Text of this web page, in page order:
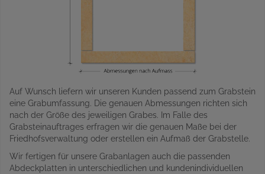
Auf Wunsch liefern wir unseren Kunden passend zum Grabstein
eine Grabumfassung. Die genauen Abmessungen richten sich
nach der Größe des jeweiligen Grabes. Im Falle des
Grabsteinauftrages erfragen wir die genauen Maße bei der
Friedhofsverwaltung oder erstellen ein Aufmaß der Grabstelle.
Wir fertigen für unsere Grabanlagen auch die passenden
Abdeckplatten in unterschiedlichen und kundenindividuellen